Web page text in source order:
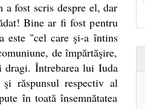
fost scris despre el, dar
Bine ar fi fost pentru
este "cel care şi-a întins
de împărtăşire,
Întrebarea lui Iuda
răspunsul respectiv al
în toată însemnătatea